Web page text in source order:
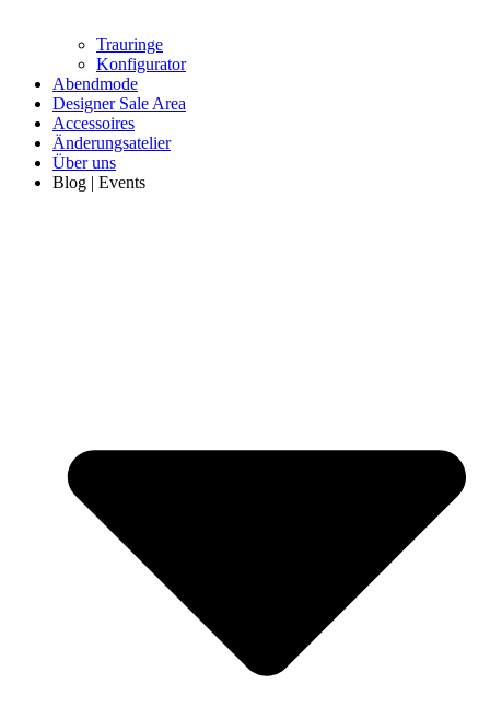
Trauringe
Konfigurator
Abendmode
Designer Sale Area
Accessoires
Änderungsatelier
Über uns
Blog | Events